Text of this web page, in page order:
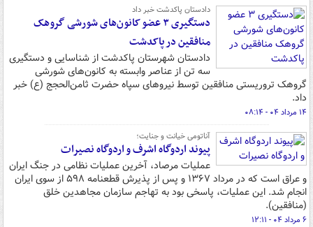
دادستان پاکدشت خبر داد
دستگیری ۳ عضو کانون‌های شورشی گروهک
منافقین در پاکدشت
دادستان شهرستان پاکدشت از شناسایی و دستگیری
سه تن از عناصر وابسته به کانون‌های شورشی
گروهک تروریستی منافقین توسط نیروهای سپاه حضرت ثامن‌الحجج (ع) خبر
داد.
۱۴ مرداد ۰۴ - ۰۸:۱۴
آناتومی خیانت و جنایت؛
پیوند اردوگاه اشرف و اردوگاه نصیرات
عملیات مرصاد، آخرین عملیات‌ نظامی در جنگ ایران
و عراق است که در مرداد ۱۳۶۷ و پس از پذیرش قطعنامه ۵۹۸ از سوی ایران
انجام شد. این عملیات، پاسخی بود به تهاجم سازمان مجاهدین خلق
(منافقین).
۶ مرداد ۰۴ - ۱۲:۱۱